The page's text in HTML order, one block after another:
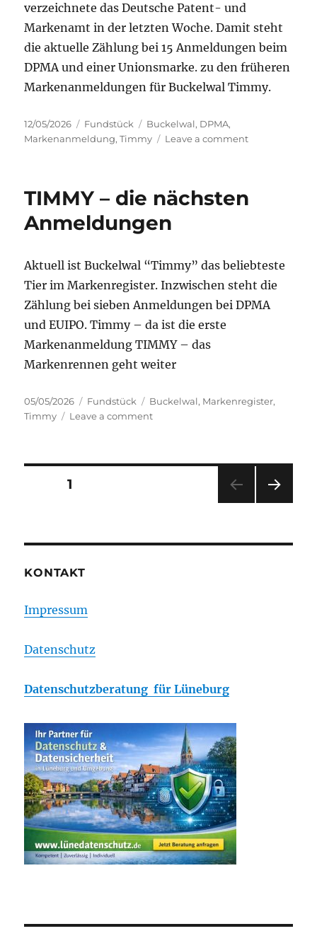
verzeichnete das Deutsche Patent- und
Markenamt in der letzten Woche. Damit steht
die aktuelle Zählung bei 15 Anmeldungen beim
DPMA und einer Unionsmarke. zu den früheren
Markenanmeldungen für Buckelwal Timmy.
Posted
on
12/05/2026 Categories
Fundstück Tags
Buckelwal, DPMA,
Markenanmeldung,Timmy Leave a commenton
aktuellen
TIMMY – die nächsten
Anmeldungen
Aktuell ist Buckelwal “Timmy” das beliebteste
Tier im Markenregister. Inzwischen steht die
Zählung bei sieben Anmeldungen bei DPMA
und EUIPO. Timmy – da ist die erste
Markenanmeldung TIMMY – das
Markenrennen geht weiter
Posted
on
05/05/2026 Categories
Fundstück Tags
Buckelwal, Markenregister,
Timmy
Leave a commenton
Posts
PAGE1
KONTAKT
Impressum
Datenschutz
Datenschutzberatung für Lüneburg